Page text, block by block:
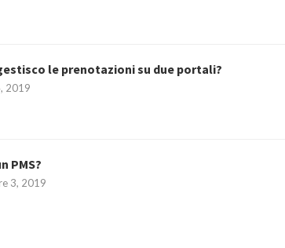
le prenotazioni su due portali?
2019
PMS?
3, 2019